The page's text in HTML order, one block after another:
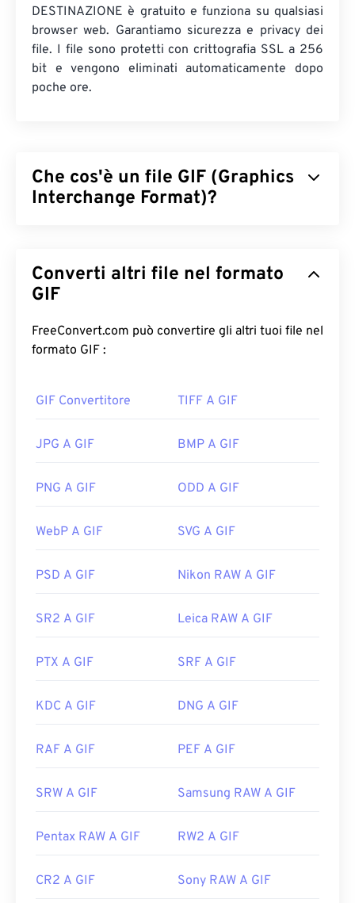
DESTINAZIONE è gratuito e funziona su qualsiasi
browser web. Garantiamo sicurezza e privacy dei
file. I file sono protetti con crittografia SSL a 256
bit e vengono eliminati automaticamente dopo
poche ore.
Che cos'è un file GIF (Graphics
Interchange Format)?
creare immagini semplici utilizzando ilmodello di
colore RGB
senza perdita di datie supporta l'animazione senza
audio. L'uso più comune del GIF è in forma animata
su Internet.
Come aprire un file GIF?
GIF, il che gli conferisce un netto vantaggio
Inoltre, il formato GIF si apre sui dispositivi mobili
diffuso diAdobe Flash
Le GIF si aprono facilmente su quasi tutte le
web e sistemi operativi. Per aprire una GIF per
Photoshop. Su Windows, apri le GIF con
NXT Proe altri. Su macOS, utilizza i visualizzatori e
Sviluppato da:CompuServe, Inc.
Link utili:
https://en.wikipedia.org/wiki/GIF
Converti altri file nel formato
GIF
FreeConvert.com può convertire gli altri tuoi file nel
formato GIF :
GIF Convertitore TIFF A GIF
JPG A GIF BMP A GIF
PNG A GIF ODD A GIF
WebP A GIF SVG A GIF
PSD A GIF Nikon RAW A GIF
SR2 A GIF Leica RAW A GIF
PTX A GIF SRF A GIF
KDC A GIF DNG A GIF
RAF A GIF PEF A GIF
SRW A GIF Samsung RAW A GIF
Pentax RAW A GIF RW2 A GIF
CR2 A GIF Sony RAW A GIF